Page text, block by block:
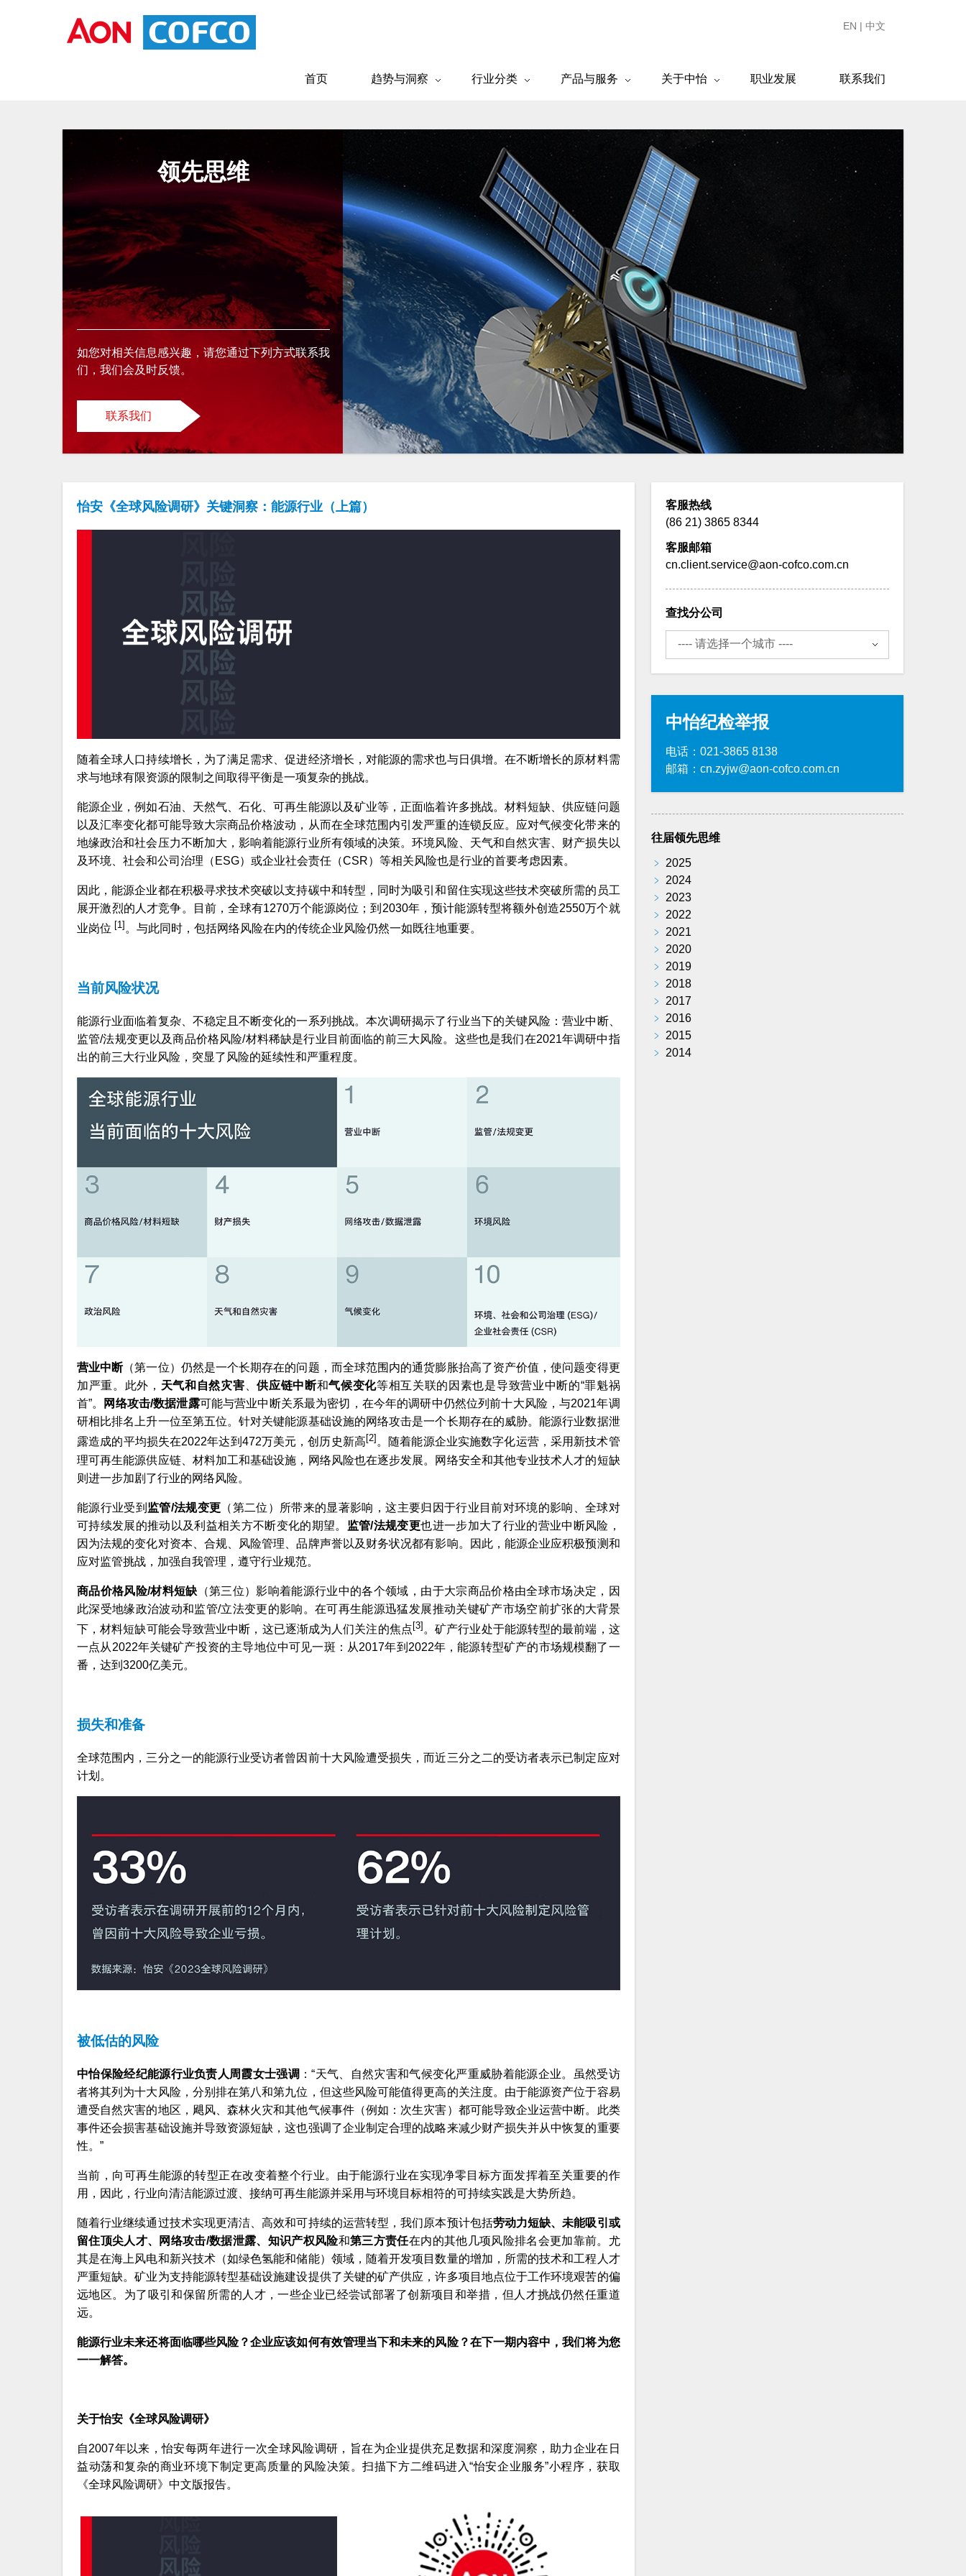
EN | 中文
首页 趋势与洞察 行业分类 产品与服务 关于中怡 职业发展 联系我们
领先思维
如您对相关信息感兴趣，请您通过下列方式联系我
们，我们会及时反馈。
联系我们
怡安《全球风险调研》关键洞察：能源行业（上篇）
随着全球人口持续增长，为了满足需求、促进经济增长，对能源的需求也与日俱增。在不断增长的原材料需
求与地球有限资源的限制之间取得平衡是一项复杂的挑战。
能源企业，例如石油、天然气、石化、可再生能源以及矿业等，正面临着许多挑战。材料短缺、供应链问题
以及汇率变化都可能导致大宗商品价格波动，从而在全球范围内引发严重的连锁反应。应对气候变化带来的
地缘政治和社会压力不断加大，影响着能源行业所有领域的决策。环境风险、天气和自然灾害、财产损失以
及环境、社会和公司治理（ESG）或企业社会责任（CSR）等相关风险也是行业的首要考虑因素。
因此，能源企业都在积极寻求技术突破以支持碳中和转型，同时为吸引和留住实现这些技术突破所需的员工
展开激烈的人才竞争。目前，全球有1270万个能源岗位；到2030年，预计能源转型将额外创造2550万个就
业岗位 [1] 。与此同时，包括网络风险在内的传统企业风险仍然一如既往地重要。
当前风险状况
能源行业面临着复杂、不稳定且不断变化的一系列挑战。本次调研揭示了行业当下的关键风险：营业中断、
监管/法规变更以及商品价格风险/材料稀缺是行业目前面临的前三大风险。这些也是我们在2021年调研中指
出的前三大行业风险，突显了风险的延续性和严重程度。
营业中断（第一位）仍然是一个长期存在的问题，而全球范围内的通货膨胀抬高了资产价值，使问题变得更
加严重。此外， 天气和自然灾害 、供应链中断和气候变化等相互关联的因素也是导致营业中断的“罪魁祸
首”。
网络攻击/数据泄露可能与营业中断关系最为密切，在今年的调研中仍然位列前十大风险，与2021年调
研相比排名上升一位至第五位。针对关键能源基础设施的网络攻击是一个长期存在的威胁。能源行业数据泄
露造成的平均损失在2022年达到472万美元，创历史新高 [2] 。随着能源企业实施数字化运营，采用新技术管
理可再生能源供应链、材料加工和基础设施，网络风险也在逐步发展。网络安全和其他专业技术人才的短缺
则进一步加剧了行业的网络风险。
能源行业受到 监管/法规变更 （第二位）所带来的显著影响，这主要归因于行业目前对环境的影响、全球对
可持续发展的推动以及利益相关方不断变化的期望。 监管/法规变更也进一步加大了行业的营业中断风险，
因为法规的变化对资本、合规、风险管理、品牌声誉以及财务状况都有影响。因此，能源企业应积极预测和
应对监管挑战，加强自我管理，遵守行业规范。
商品价格风险/材料短缺 （第三位）影响着能源行业中的各个领域，由于大宗商品价格由全球市场决定，因
此深受地缘政治波动和监管/立法变更的影响。在可再生能源迅猛发展推动关键矿产市场空前扩张的大背景
下，材料短缺可能会导致营业中断，这已逐渐成为人们关注的焦点[3] 。矿产行业处于能源转型的最前端，这
一点从2022年关键矿产投资的主导地位中可见一斑：从2017年到2022年，能源转型矿产的市场规模翻了一
番，达到3200亿美元。
损失和准备
全球范围内，三分之一的能源行业受访者曾因前十大风险遭受损失，而近三分之二的受访者表示已制定应对
计划。
被低估的风险
中怡保险经纪能源行业负责人周霞女士强调 ：“天气、自然灾害和气候变化严重威胁着能源企业。虽然受访
者将其列为十大风险，分别排在第八和第九位，但这些风险可能值得更高的关注度。由于能源资产位于容易
遭受自然灾害的地区，飓风、森林火灾和其他气候事件（例如：次生灾害）都可能导致企业运营中断。此类
事件还会损害基础设施并导致资源短缺，这也强调了企业制定合理的战略来减少财产损失并从中恢复的重要
性。”
当前，向可再生能源的转型正在改变着整个行业。由于能源行业在实现净零目标方面发挥着至关重要的作
用，因此，行业向清洁能源过渡、接纳可再生能源并采用与环境目标相符的可持续实践是大势所趋。
随着行业继续通过技术实现更清洁、高效和可持续的运营转型，我们原本预计包括劳动力短缺、未能吸引或
留住顶尖人才、网络攻击/数据泄露、知识产权风险和第三方责任在内的其他几项风险排名会更加靠前。尤
其是在海上风电和新兴技术（如绿色氢能和储能）领域，随着开发项目数量的增加，所需的技术和工程人才
严重短缺。矿业为支持能源转型基础设施建设提供了关键的矿产供应，许多项目地点位于工作环境艰苦的偏
远地区。为了吸引和保留所需的人才，一些企业已经尝试部署了创新项目和举措，但人才挑战仍然任重道
远。
能源行业未来还将面临哪些风险？企业应该如何有效管理当下和未来的风险？在下一期内容中，我们将为您
一一解答。
关于怡安《全球风险调研》
自2007年以来，怡安每两年进行一次全球风险调研，旨在为企业提供充足数据和深度洞察，助力企业在日
益动荡和复杂的商业环境下制定更高质量的风险决策。扫描下方二维码进入“怡安企业服务”小程序，获取
《全球风险调研》中文版报告。
客服热线
(86 21) 3865 8344
客服邮箱
cn.client.service@aon-cofco.com.cn
查找分公司
中怡纪检举报
电话：021-3865 8138
邮箱：cn.zyjw@aon-cofco.com.cn
往届领先思维
﹥
2025
﹥
2024
﹥
2023
﹥
2022
﹥
2021
﹥
2020
﹥
2019
﹥
2018
﹥
2017
﹥
2016
﹥
2015
﹥
2014